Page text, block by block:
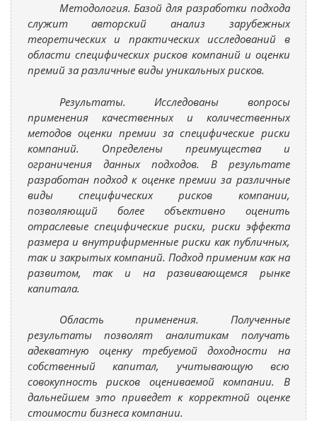
Методология. Базой для разработки подхода
служит авторский анализ зарубежных
теоретических и практических исследований в
области специфических рисков компаний и оценки
премий за различные виды уникальных рисков.
Результаты. Исследованы вопросы
применения качественных и количественных
методов оценки премии за специфические риски
компаний. Определены преимущества и
ограничения данных подходов. В результате
разработан подход к оценке премии за различные
виды специфических рисков компании,
позволяющий более объективно оценить
отраслевые специфические риски, риски эффекта
размера и внутрифирменные риски как публичных,
так и закрытых компаний. Подход применим как на
развитом, так и на развивающемся рынке
капитала.
Область применения. Полученные
результаты позволят аналитикам получать
адекватную оценку требуемой доходности на
собственный капитал, учитывающую всю
совокупность рисков оцениваемой компании. В
дальнейшем это приведет к корректной оценке
стоимости бизнеса компании.